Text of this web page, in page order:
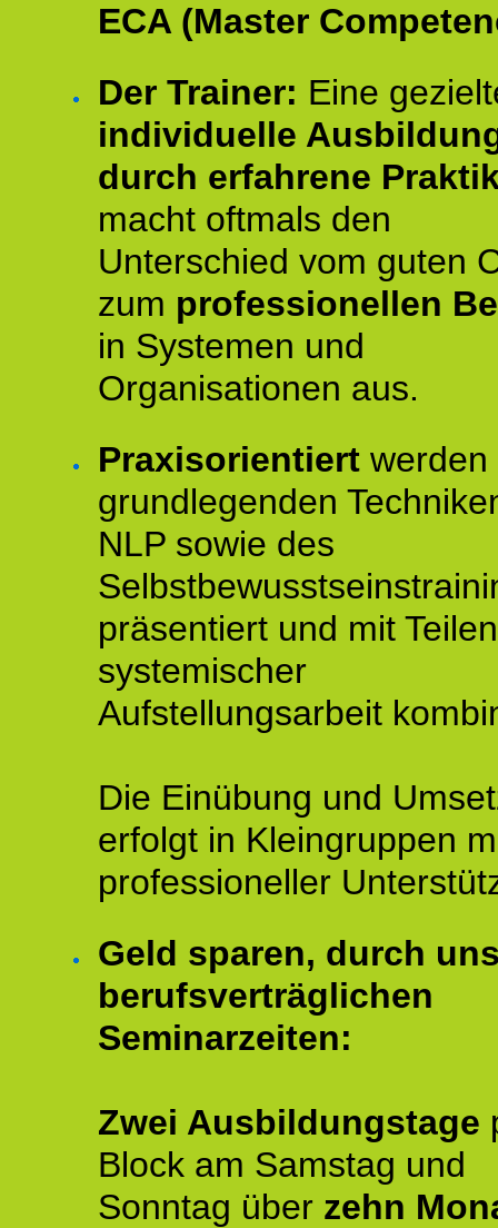
ECA (Master
Der Trainer: Eine
individuelle
durch erfahrene
macht oftmals den
Unterschied vom guten
zum professionellen
in Systemen und
Organisationen aus.
Praxisorientiert werden
grundlegenden
NLP sowie des
präsentiert und mit Teilen
systemischer
Aufstellungsarbeit
Die Einübung und
erfolgt in Kleingruppen
professioneller
Geld sparen, durch
berufsverträglichen
Seminarzeiten:
Zwei Ausbildungstage
Block am Samstag und
Sonntag über zehn